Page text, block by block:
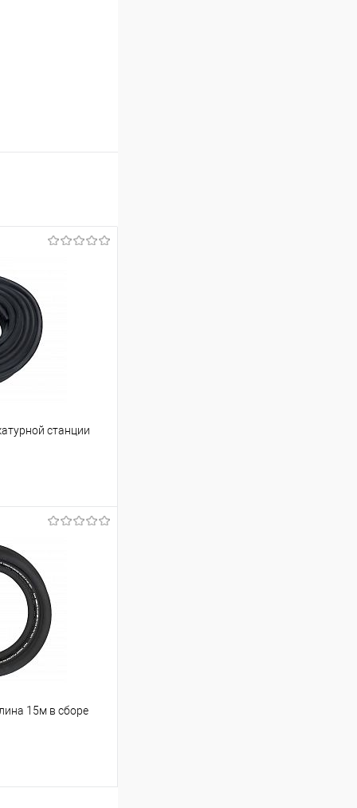
станции
К сравнению
Под заказ
15м в сборе